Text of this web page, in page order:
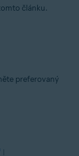
/
článku.
preferovaný